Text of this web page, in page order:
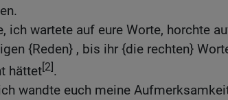
ich wartete auf eure Worte, horchte
{Reden} , bis ihr {die rechten}
hättet[2].
wandte euch meine